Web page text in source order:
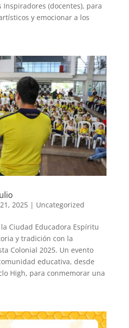
Inspiradores (docentes), para
y emocionar a los
2025| Uncategorized
Ciudad Educadora Espíritu
y tradición con la
Colonial 2025. Un evento
educativa, desde
High, para conmemorar una